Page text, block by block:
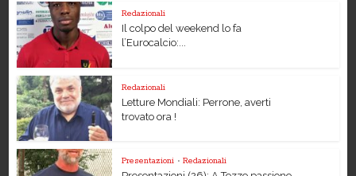
Redazionali
Il colpo del weekend lo fa
l’Eurocalcio:...
Redazionali
Letture Mondiali: Perrone, averti
trovato ora !
Presentazioni • Redazionali